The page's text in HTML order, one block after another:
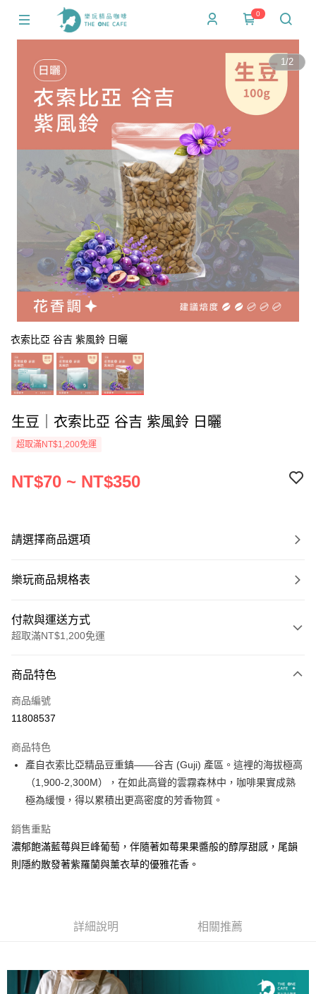
0
1/2
衣索比亞 谷吉 紫風鈴 日曬
生豆｜衣索比亞 谷吉 紫風鈴 日曬
超取滿NT$1,200免運
NT$70 ~ NT$350
請選擇商品選項
樂玩商品規格表
付款與運送方式
超取滿NT$1,200免運
信用卡一次付款
超商取貨付款
Apple Pay
街口支付
全盈+PAY
AFTEE先享後付
【「AFTEE先享後付」結帳流程】
每筆NT$60，滿NT$1,200(含以上)免運費
商品特色
商品編號
11808537
商品特色
產自衣索比亞精品豆重鎮——谷吉 (Guji) 產區。這裡的海拔極高
（1,900-2,300M），在如此高聳的雲霧森林中，咖啡果實成熟
極為緩慢，得以累積出更高密度的芳香物質。
銷售重點
濃郁飽滿藍莓與巨峰葡萄，伴隨著如莓果果醬般的醇厚甜感，尾韻
則隱約散發著紫羅蘭與薰衣草的優雅花香。
詳細說明 相關推薦